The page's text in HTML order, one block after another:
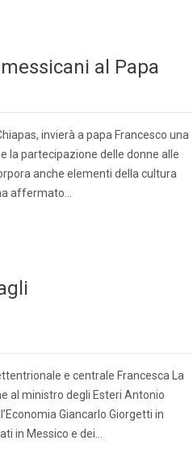
al Papa
invierà a papa Francesco una
la partecipazione delle donne alle
anche elementi della cultura
affermato…
e centrale Francesca La
al ministro degli Esteri Antonio
Giancarlo Giorgetti in
in Messico e dei…